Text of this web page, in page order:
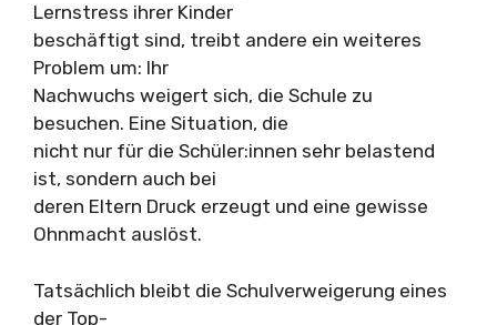
Lernstress ihrer Kinder
beschäftigt sind, treibt andere ein weiteres
Problem um: Ihr
Nachwuchs weigert sich, die Schule zu
besuchen. Eine Situation, die
nicht nur für die Schüler:innen sehr belastend
ist, sondern auch bei
deren Eltern Druck erzeugt und eine gewisse
Ohnmacht auslöst.
Tatsächlich bleibt die Schulverweigerung eines
der Top-